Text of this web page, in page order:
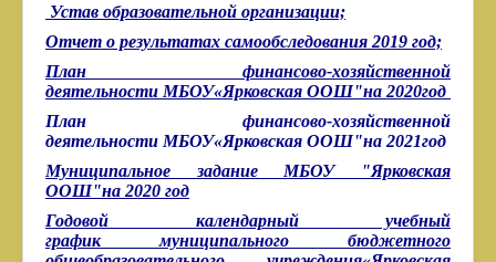
Устав образовательной организации;
Отчет о результатах самообследования 2019 год;
План финансово-хозяйственной
деятельности МБОУ«Ярковская ООШ"на 2020год
План финансово-хозяйственной
деятельности МБОУ«Ярковская ООШ"на 2021год
Муниципальное задание МБОУ "Ярковская
ООШ"на 2020 год
Годовой календарный учебный
график муниципального бюджетного